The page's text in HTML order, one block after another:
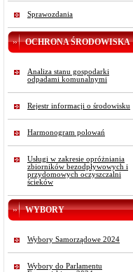
Sprawozdania
OCHRONA ŚRODOWISKA
Analiza stanu gospodarki
odpadami komunalnymi
Rejestr informacji o środowisku
Harmonogram polowań
Usługi w zakresie opróżniania
zbiorników bezodpływowych i
przydomowych oczyszczalni
ścieków
WYBORY
Wybory Samorządowe 2024
Wybory do Parlamentu